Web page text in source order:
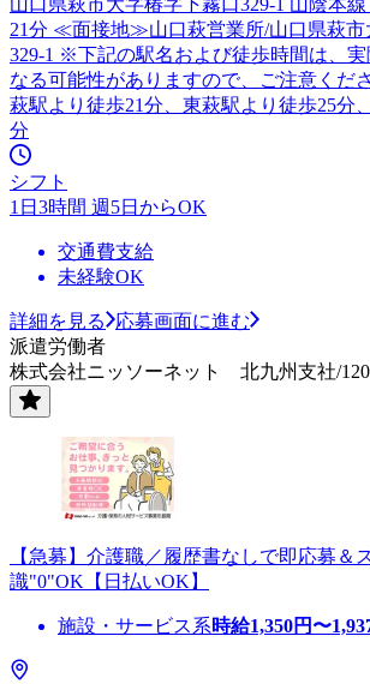
21分 ≪面接地≫山口萩営業所/山口県萩市
329-1 ※下記の駅名および徒歩時間は、
なる可能性がありますので、ご注意くださ
萩駅より徒歩21分、東萩駅より徒歩25分
分
シフト
1日3時間 週5日からOK
交通費支給
未経験OK
詳細を見る
応募画面に進む
派遣労働者
株式会社ニッソーネット 北九州支社/
【急募】介護職／履歴書なしで即応募＆
識"0"OK【日払いOK】
施設・サービス系時給1,350円〜